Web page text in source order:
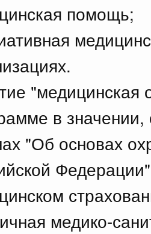
помощь;
"медицинская
в
"Об основах
медико-